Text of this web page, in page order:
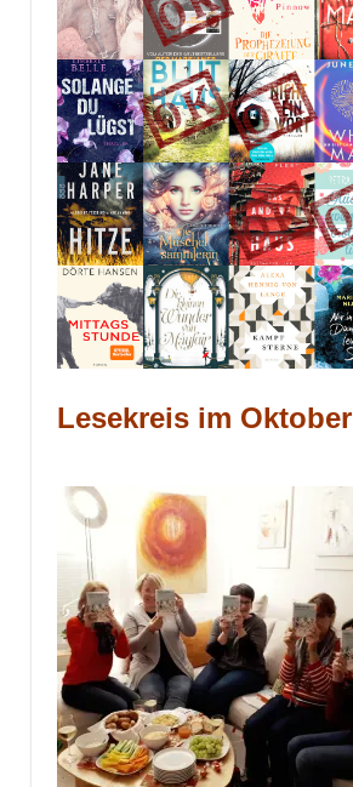
Lesekreis im Oktober